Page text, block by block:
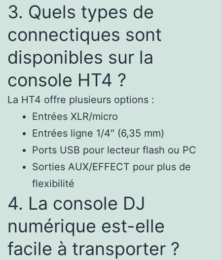
3. Quels types de
connectiques sont
disponibles sur la
console HT4 ?
La HT4 offre plusieurs options :
Entrées XLR/micro
Entrées ligne 1/4″ (6,35 mm)
Ports USB pour lecteur flash ou PC
Sorties AUX/EFFECT pour plus de
flexibilité
4. La console DJ
numérique est-elle
facile à transporter ?